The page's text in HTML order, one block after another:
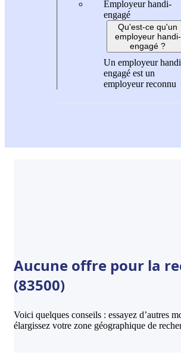
Employeur handi-
engagé
Qu'est-ce qu'un
employeur handi-
engagé ?
Un employeur
engagé est un
employeur reconnu
Aucune offre pour la
(83500)
Voici quelques conseils : essayez d’autres
élargissez votre zone géographique de